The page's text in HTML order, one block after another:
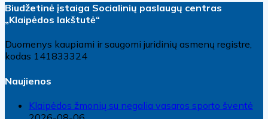
Biudžetinė įstaiga Socialinių paslaugų centras
„Klaipėdos lakštutė“
Duomenys kaupiami ir saugomi juridinių asmenų registre,
kodas 141833324
Naujienos
Klaipėdos žmonių su negalia vasaros sporto šventė